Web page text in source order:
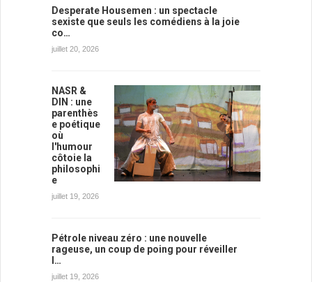
Desperate Housemen : un spectacle
sexiste que seuls les comédiens à la joie
co…
juillet 20, 2026
NASR &
DIN : une
parenthès
e poétique
où
l'humour
côtoie la
philosophi
e
juillet 19, 2026
Pétrole niveau zéro : une nouvelle
rageuse, un coup de poing pour réveiller
l…
juillet 19, 2026